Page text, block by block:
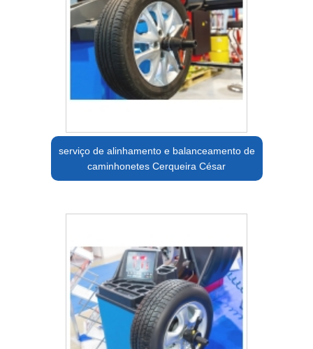
serviço de alinhamento e balanceamento de
caminhonetes Cerqueira César